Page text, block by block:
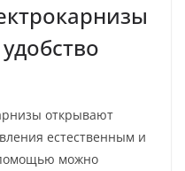
открывают
естественным и
можно